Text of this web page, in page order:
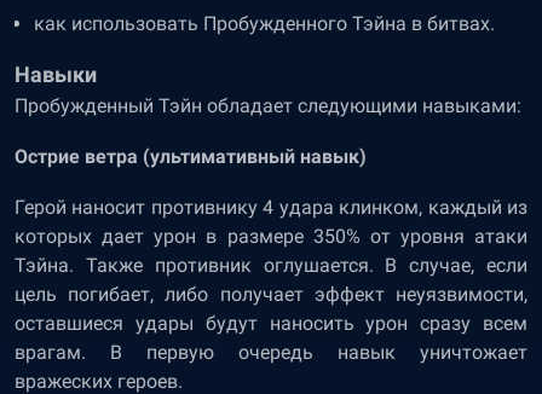
как использовать Пробужденного Тэйна в битвах.
Навыки
Пробужденный Тэйн обладает следующими навыками:
Острие ветра (ультимативный навык)
Герой наносит противнику 4 удара клинком, каждый из
которых дает урон в размере 350% от уровня атаки
Тэйна. Также противник оглушается. В случае, если
цель погибает, либо получает эффект неуязвимости,
оставшиеся удары будут наносить урон сразу всем
врагам. В первую очередь навык уничтожает
вражеских героев.